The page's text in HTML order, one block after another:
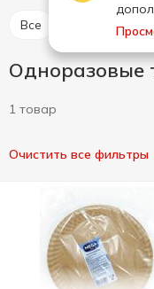
Все
Одноразовые
1 товар
Очистить все фильтры